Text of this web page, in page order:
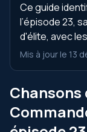
Ce guide
l’épisode 23,
d'élite, avec
Mis à jour le 13
Chansons